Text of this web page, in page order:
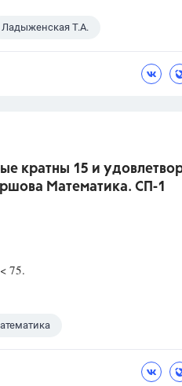
Ладыженская Т.А.
кратны 15 и
Математика. СП-1
75.